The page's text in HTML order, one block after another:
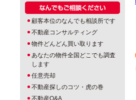
顧客本位のなんでも相談所です
不動産コンサルティング
物件どんどん買い取ります
あなたの物件全国どこでも調査
します
任意売却
不動産探しのコツ・虎の巻
不動産Q&A